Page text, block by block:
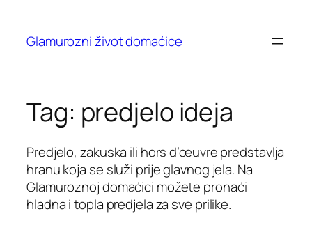
content
Glamurozni život domaćice
Tag: predjelo ideja
Predjelo, zakuska ili hors d’œuvre predstavlja
hranu koja se služi prije glavnog jela. Na
Glamuroznoj domaćici možete pronaći
hladna i topla predjela za sve prilike.